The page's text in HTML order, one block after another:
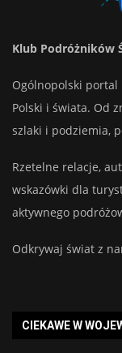
Klub Podróżników
Ogólnopolski
Polski i świata. Od
szlaki i podziemia,
Rzetelne relacje,
wskazówki dla
aktywnego
Odkrywaj świat z
CIEKAWE W